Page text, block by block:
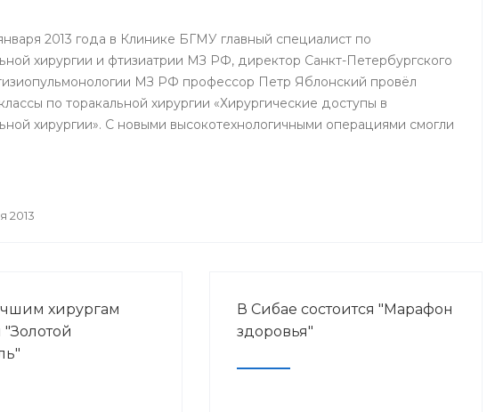
2013 года в Клинике БГМУ главный специалист по
хирургии и фтизиатрии МЗ РФ, директор Санкт-Петербургского
МЗ РФ профессор Петр Яблонский провёл
по торакальной хирургии «Хирургические доступы в
хирургии». С новыми высокотехнологичными операциями смогли
2013
хирургам
В Сибае состоится "Марафон
здоровья"